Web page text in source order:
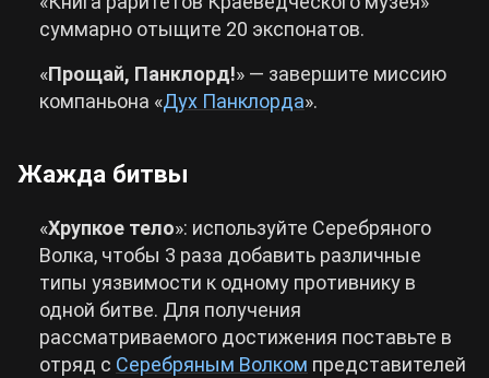
суммарно отыщите 20 экспонатов.
«Прощай, Панклорд!» — завершите миссию
компаньона «Дух Панклорда».
Жажда битвы
«Хрупкое тело»: используйте Серебряного
Волка, чтобы 3 раза добавить различные
типы уязвимости к одному противнику в
одной битве. Для получения
рассматриваемого достижения поставьте в
отряд с Серебряным Волком представителей